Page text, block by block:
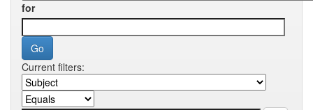
for
Current filters: